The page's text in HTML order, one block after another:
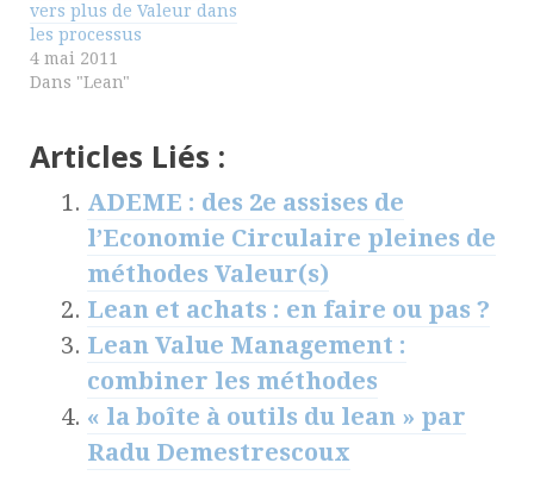
vers plus de Valeur dans
les processus
4 mai 2011
Dans "Lean"
Articles Liés :
ADEME : des 2e assises de
l’Economie Circulaire pleines de
méthodes Valeur(s)
Lean et achats : en faire ou pas ?
Lean Value Management :
combiner les méthodes
« la boîte à outils du lean » par
Radu Demestrescoux